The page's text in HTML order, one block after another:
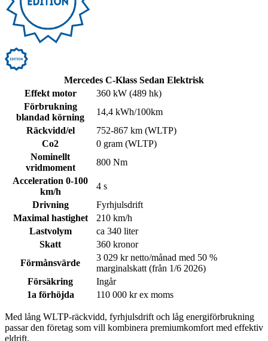
Mercedes C-Klass Sedan Elektrisk
Effekt motor
360 kW (489 hk)
Förbrukning
blandad körning
14,4 kWh/100km
Räckvidd/el
752-867 km (WLTP)
Co2
0 gram (WLTP)
Nominellt
vridmoment
800 Nm
Acceleration 0-100
km/h
4 s
Drivning
Fyrhjulsdrift
Maximal hastighet
210 km/h
Lastvolym
ca 340 liter
Skatt
360 kronor
Förmånsvärde
3 029 kr netto/månad med 50 %
marginalskatt (från 1/6 2026)
Försäkring
Ingår
1a förhöjda
110 000 kr ex moms
Med lång WLTP-räckvidd, fyrhjulsdrift och låg energiförbrukning
passar den företag som vill kombinera premiumkomfort med effektiv
eldrift.